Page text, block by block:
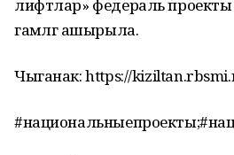
лифтлар» федераль
гамәлгә ашырыла.
Чыганак: https://